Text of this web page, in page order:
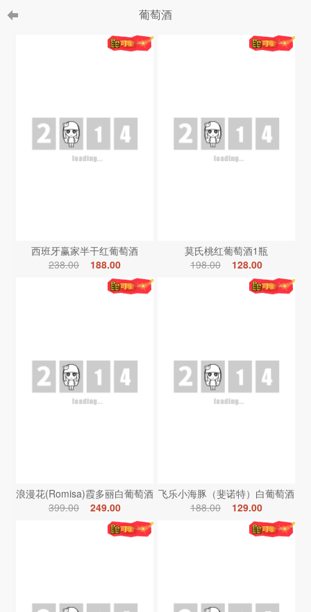
葡萄酒
西班牙赢家半干红葡萄酒
238.00
188.00
莫氏桃红葡萄酒1瓶
198.00
128.00
浪漫花(Romisa)霞多丽白葡萄酒
399.00
249.00
飞乐小海豚（斐诺特）白葡萄酒
188.00
129.00